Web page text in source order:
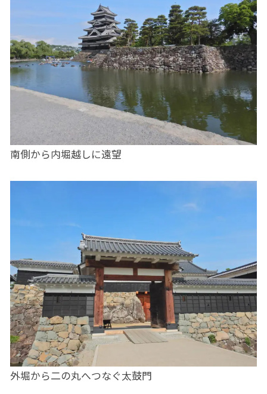
南側から内堀越しに遠望
外堀から二の丸へつなぐ太鼓門